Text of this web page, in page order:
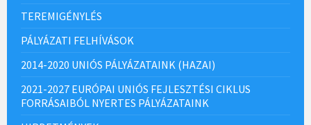
TEREMIGÉNYLÉS
PÁLYÁZATI FELHÍVÁSOK
2014-2020 UNIÓS PÁLYÁZATAINK (HAZAI)
2021-2027 EURÓPAI UNIÓS FEJLESZTÉSI CIKLUS
FORRÁSAIBÓL NYERTES PÁLYÁZATAINK